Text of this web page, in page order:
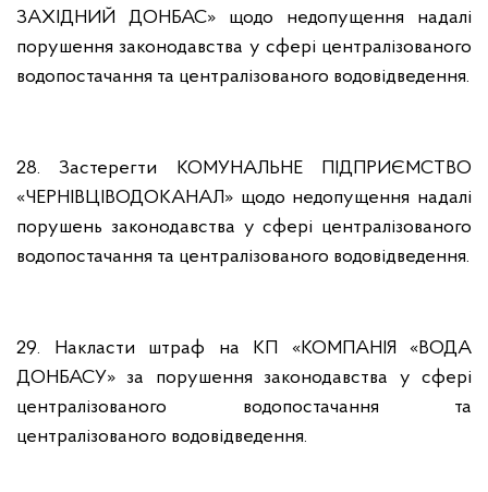
ЗАХІДНИЙ ДОНБАС» щодо недопущення надалі
порушення законодавства у сфері централізованого
водопостачання та централізованого водовідведення.
28. Застерегти КОМУНАЛЬНЕ ПІДПРИЄМСТВО
«ЧЕРНІВЦІВОДОКАНАЛ» щодо недопущення надалі
порушень законодавства у сфері централізованого
водопостачання та централізованого водовідведення.
29. Накласти штраф на КП «КОМПАНІЯ «ВОДА
ДОНБАСУ» за порушення законодавства у сфері
централізованого водопостачання та
централізованого водовідведення.